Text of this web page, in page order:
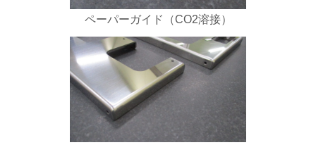
ペーパーガイド（CO2溶接）